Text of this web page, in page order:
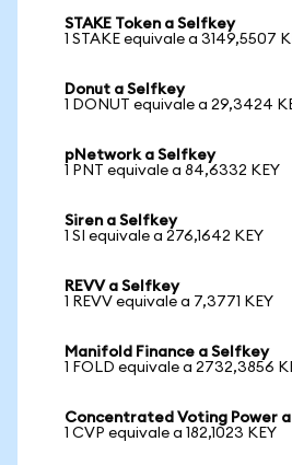
STAKE Token a Selfkey
1 STAKE equivale a 3149,5507
Donut a Selfkey
1 DONUT equivale a 29,3424
pNetwork a Selfkey
1 PNT equivale a 84,6332 KEY
Siren a Selfkey
1 SI equivale a 276,1642 KEY
REVV a Selfkey
1 REVV equivale a 7,3771 KEY
Manifold Finance a Selfkey
1 FOLD equivale a 2732,3856
Concentrated Voting Power
1 CVP equivale a 182,1023 KEY